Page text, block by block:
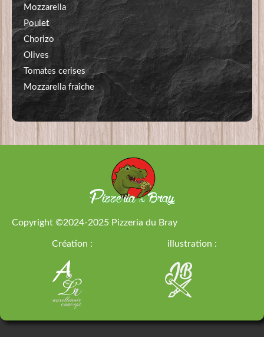
Mozzarella
Poulet
Chorizo
Olives
Tomates cerises
Mozzarella fraîche
Copyright ©2024-2025 Pizzeria du Bray
Création : illustration :